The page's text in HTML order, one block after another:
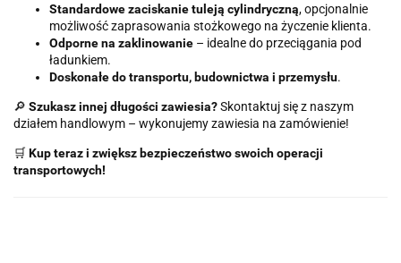
Standardowe zaciskanie tuleją cylindryczną, opcjonalnie
możliwość zaprasowania stożkowego na życzenie klienta.
Odporne na zaklinowanie – idealne do przeciągania pod
ładunkiem.
Doskonałe do transportu, budownictwa i przemysłu.
🔎 Szukasz innej długości zawiesia?Skontaktuj się z naszym
działem handlowym – wykonujemy zawiesia na zamówienie!
🛒 Kup teraz i zwiększ bezpieczeństwo swoich operacji
transportowych!